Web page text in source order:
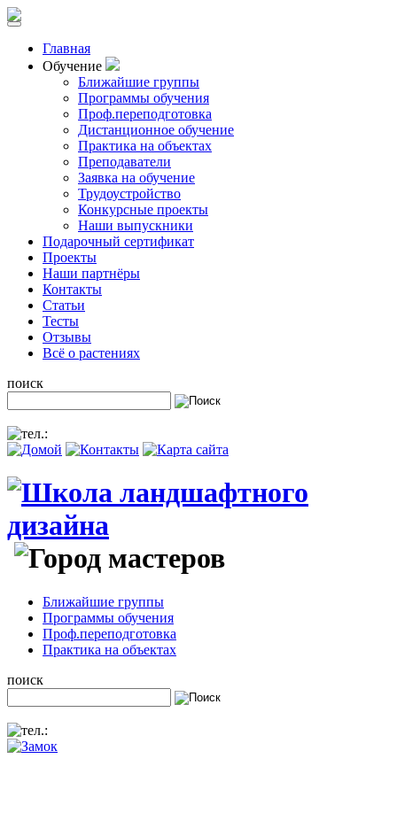
Главная
Обучение
Ближайшие группы
Программы обучения
Проф.переподготовка
Дистанционное обучение
Практика на объектах
Преподаватели
Заявка на обучение
Трудоустройство
Конкурсные проекты
Наши выпускники
Подарочный сертификат
Проекты
Наши партнёры
Контакты
Статьи
Тесты
Отзывы
Всё о растениях
поиск
Ближайшие группы
Программы обучения
Проф.переподготовка
Практика на объектах
поиск